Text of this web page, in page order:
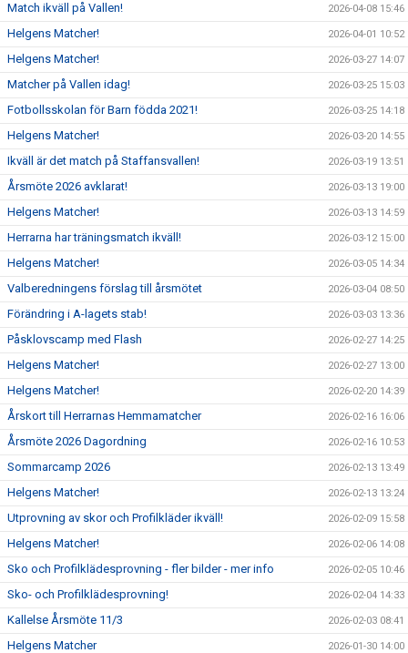
Match ikväll på Vallen! 2026-04-08 15:46
Helgens Matcher! 2026-04-01 10:52
Helgens Matcher! 2026-03-27 14:07
Matcher på Vallen idag! 2026-03-25 15:03
Fotbollsskolan för Barn födda 2021! 2026-03-25 14:18
Helgens Matcher! 2026-03-20 14:55
Ikväll är det match på Staffansvallen! 2026-03-19 13:51
Årsmöte 2026 avklarat! 2026-03-13 19:00
Helgens Matcher! 2026-03-13 14:59
Herrarna har träningsmatch ikväll! 2026-03-12 15:00
Helgens Matcher! 2026-03-05 14:34
Valberedningens förslag till årsmötet 2026-03-04 08:50
Förändring i A-lagets stab! 2026-03-03 13:36
Påsklovscamp med Flash 2026-02-27 14:25
Helgens Matcher! 2026-02-27 13:00
Helgens Matcher! 2026-02-20 14:39
Årskort till Herrarnas Hemmamatcher 2026-02-16 16:06
Årsmöte 2026 Dagordning 2026-02-16 10:53
Sommarcamp 2026 2026-02-13 13:49
Helgens Matcher! 2026-02-13 13:24
Utprovning av skor och Profilkläder ikväll! 2026-02-09 15:58
Helgens Matcher! 2026-02-06 14:08
Sko och Profilklädesprovning - fler bilder - mer info 2026-02-05 10:46
Sko- och Profilklädesprovning! 2026-02-04 14:33
Kallelse Årsmöte 11/3 2026-02-03 08:41
Helgens Matcher 2026-01-30 14:00